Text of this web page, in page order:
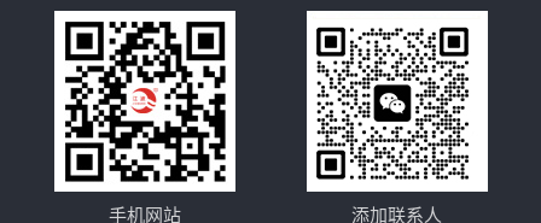
手机网站 添加联系人